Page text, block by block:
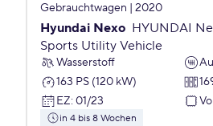
Gebrauchtwagen | 2020
Hyundai Nexo HYUNDAI
Sports Utility Vehicle
Wasserstoff
163 PS (120 kW)
EZ: 01/23
in 4 bis 8 Wochen